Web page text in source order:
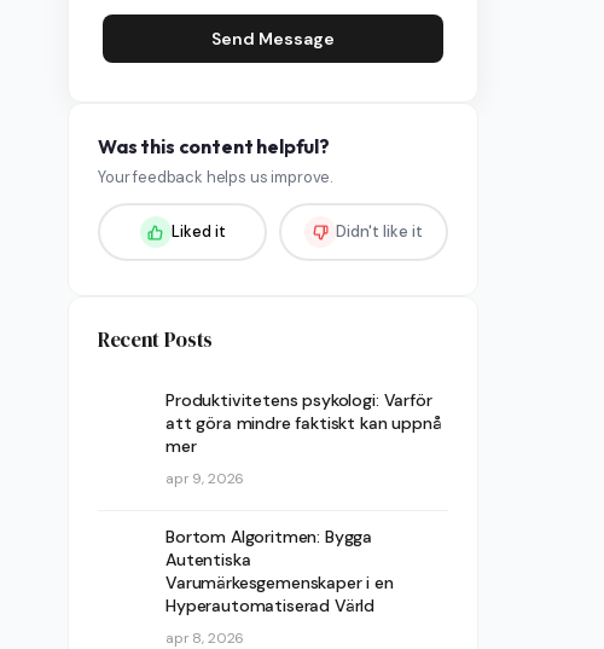
Send Message
Was this content helpful?
Your feedback helps us improve.
Liked it Didn't like it
Recent Posts
Produktivitetens psykologi: Varför
att göra mindre faktiskt kan uppnå
mer
apr 9, 2026
Bortom Algoritmen: Bygga
Autentiska
Varumärkesgemenskaper i en
Hyperautomatiserad Värld
apr 8, 2026